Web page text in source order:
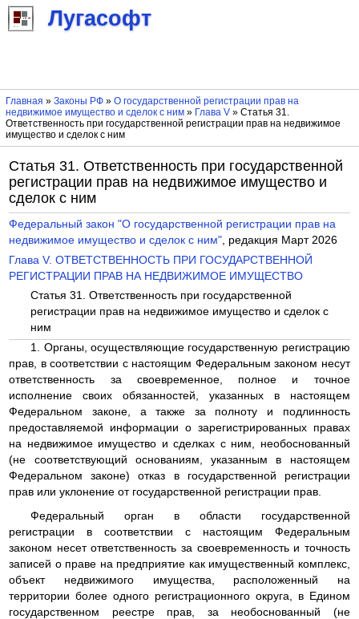
Лугасофт
Главная » Законы РФ» О государственной регистрации прав на
недвижимое имущество и сделок с ним» Глава V» Статья 31.
Ответственность при государственной регистрации прав на недвижимое
имущество и сделок с ним
Статья 31. Ответственность при государственной
регистрации прав на недвижимое имущество и
сделок с ним
Федеральный закон "О государственной регистрации прав на
недвижимое имущество и сделок с ним", редакция Март 2026
Глава V. ОТВЕТСТВЕННОСТЬ ПРИ ГОСУДАРСТВЕННОЙ
РЕГИСТРАЦИИ ПРАВ НА НЕДВИЖИМОЕ ИМУЩЕСТВО
Статья 31. Ответственность при государственной
регистрации прав на недвижимое имущество и сделок с
ним
1. Органы, осуществляющие государственную регистрацию
прав, в соответствии с настоящим Федеральным законом несут
ответственность за своевременное, полное и точное
исполнение своих обязанностей, указанных в настоящем
Федеральном законе, а также за полноту и подлинность
предоставляемой информации о зарегистрированных правах
на недвижимое имущество и сделках с ним, необоснованный
(не соответствующий основаниям, указанным в настоящем
Федеральном законе) отказ в государственной регистрации
прав или уклонение от государственной регистрации прав.
Федеральный орган в области государственной
регистрации в соответствии с настоящим Федеральным
законом несет ответственность за своевременность и точность
записей о праве на предприятие как имущественный комплекс,
объект недвижимого имущества, расположенный на
территории более одного регистрационного округа, в Едином
государственном реестре прав, за необоснованный (не